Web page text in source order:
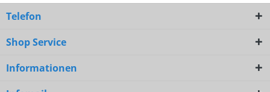
Telefon
Shop Service
Informationen